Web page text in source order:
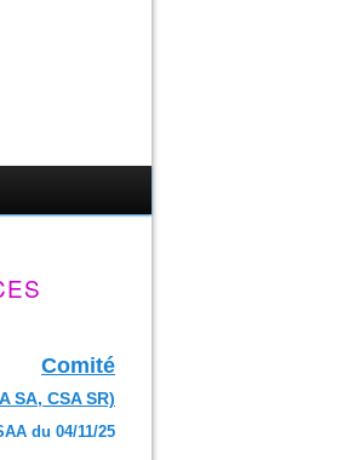
Comité
SA, CSA SR)
du 04/11/25